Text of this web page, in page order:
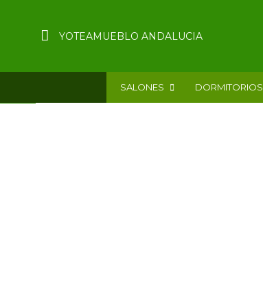
YOTEAMUEBLO ANDALUCIA
SALONES DORMITORIOS